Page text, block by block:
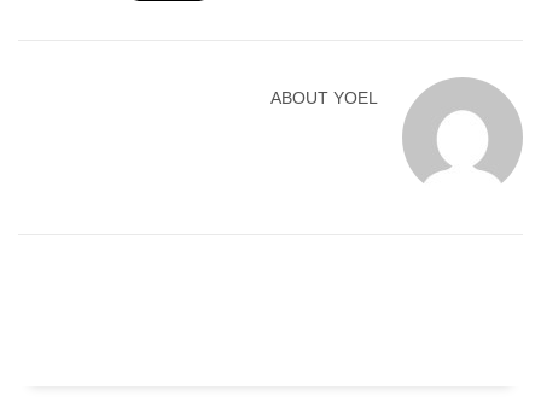
ABOUT YOEL